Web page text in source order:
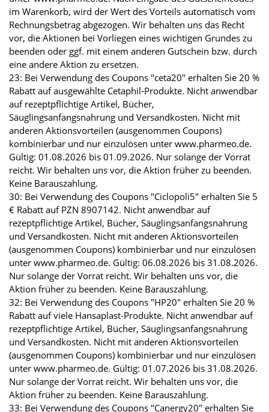
im Warenkorb, wird der Wert des Vorteils automatisch vom
Rechnungsbetrag abgezogen. Wir behalten uns das Recht
vor, die Aktionen bei Vorliegen eines wichtigen Grundes zu
beenden oder ggf. mit einem anderen Gutschein bzw. durch
eine andere Aktion zu ersetzen.
23: Bei Verwendung des Coupons "ceta20" erhalten Sie 20 %
Rabatt auf ausgewählte Cetaphil-Produkte. Nicht anwendbar
auf rezeptpflichtige Artikel, Bücher,
Säuglingsanfangsnahrung und Versandkosten. Nicht mit
anderen Aktionsvorteilen (ausgenommen Coupons)
kombinierbar und nur einzulösen unter www.pharmeo.de.
Gültig: 01.08.2026 bis 01.09.2026. Nur solange der Vorrat
reicht. Wir behalten uns vor, die Aktion früher zu beenden.
Keine Barauszahlung.
30: Bei Verwendung des Coupons "Ciclopoli5" erhalten Sie 5
€ Rabatt auf PZN 8907142. Nicht anwendbar auf
rezeptpflichtige Artikel, Bücher, Säuglingsanfangsnahrung
und Versandkosten. Nicht mit anderen Aktionsvorteilen
(ausgenommen Coupons) kombinierbar und nur einzulösen
unter www.pharmeo.de. Gültig: 06.08.2026 bis 31.08.2026.
Nur solange der Vorrat reicht. Wir behalten uns vor, die
Aktion früher zu beenden. Keine Barauszahlung.
32: Bei Verwendung des Coupons "HP20" erhalten Sie 20 %
Rabatt auf viele Hansaplast-Produkte. Nicht anwendbar auf
rezeptpflichtige Artikel, Bücher, Säuglingsanfangsnahrung
und Versandkosten. Nicht mit anderen Aktionsvorteilen
(ausgenommen Coupons) kombinierbar und nur einzulösen
unter www.pharmeo.de. Gültig: 01.07.2026 bis 31.08.2026.
Nur solange der Vorrat reicht. Wir behalten uns vor, die
Aktion früher zu beenden. Keine Barauszahlung.
33: Bei Verwendung des Coupons "Canergy20" erhalten Sie